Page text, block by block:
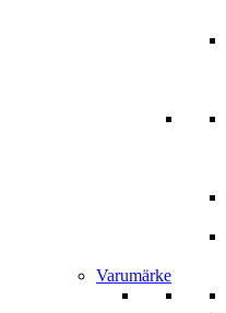
Varumärke